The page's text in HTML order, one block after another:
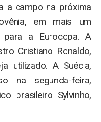
a campo na próxima
em mais um
para a Eurocopa. A
Cristiano Ronaldo,
utilizado. A Suécia,
na segunda-feira,
brasileiro Sylvinho,